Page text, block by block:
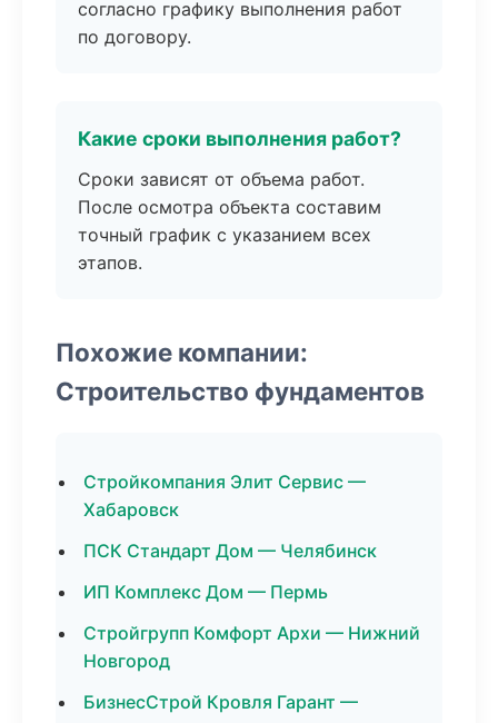
согласно графику выполнения работ
по договору.
Какие сроки выполнения работ?
Сроки зависят от объема работ.
После осмотра объекта составим
точный график с указанием всех
этапов.
Похожие компании:
Строительство фундаментов
Стройкомпания Элит Сервис —
Хабаровск
ПСК Стандарт Дом — Челябинск
ИП Комплекс Дом — Пермь
Стройгрупп Комфорт Архи — Нижний
Новгород
БизнесСтрой Кровля Гарант —